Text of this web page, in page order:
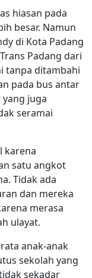
hiasan pada
besar. Namun
di Kota Padang
Padang dari
tanpa ditambahi
pada bus antar
juga
seramai
karena
satu angkot
Tidak ada
dan mereka
merasa
ulayat.
anak-anak
sekolah yang
sekadar